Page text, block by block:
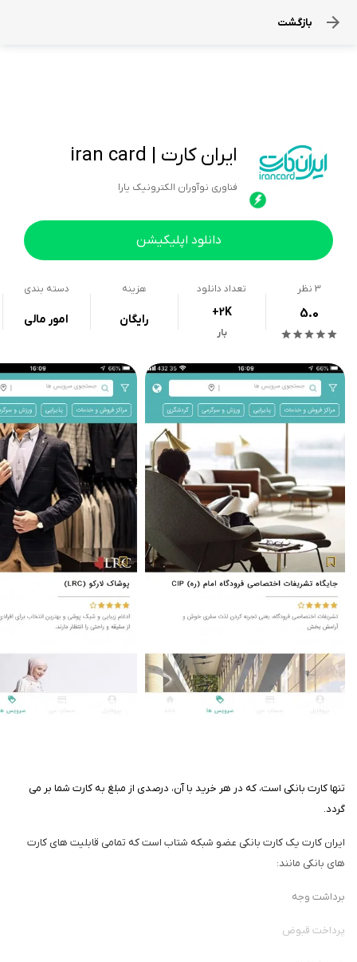
بازگشت
ایران کارت | iran card
فناوری نوآوران الکترونیک یارا
دانلود اپلیکیشن
3 نظر
5.0
تعداد دانلود
+2K
بار
هزینه
رایگان
دسته بندی
امور مالی
تنها کارت بانکی است، که در هر خرید با آن، درصدی از مبلغ به کارت شما بر می
گردد.
ایران کارت یک کارت بانکی عضو شبکه شتاب است که تمامی قابلیت های کارت
های بانکی مانند:
برداشت وجه
پرداخت قبوض